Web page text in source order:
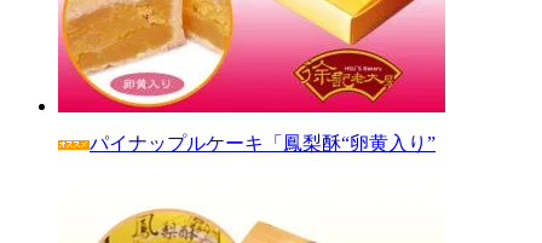
パイナップルケーキ「鳳梨酥“卵黄入り”